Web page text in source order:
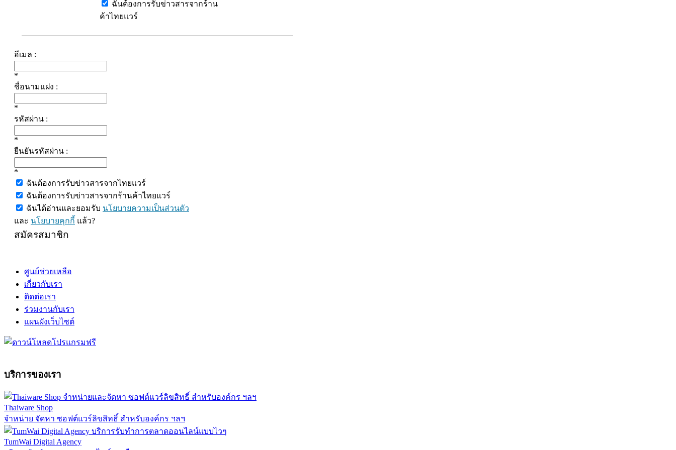
ฉันต้องการรับข่าวสารจากร้าน
ค้าไทยแวร์
อีเมล :
*
ชื่อนามแฝง :
*
รหัสผ่าน :
*
ยืนยันรหัสผ่าน :
*
ฉันต้องการรับข่าวสารจากไทยแวร์
ฉันต้องการรับข่าวสารจากร้านค้าไทยแวร์
ฉันได้อ่านและยอมรับ นโยบายความเป็นส่วนตัว
และ นโยบายคุกกี้ แล้ว?
สมัครสมาชิก
ศูนย์ช่วยเหลือ
เกี่ยวกับเรา
ติดต่อเรา
ร่วมงานกับเรา
แผนผังเว็บไซต์
บริการของเรา
Thaiware Shop
จำหน่าย จัดหา ซอฟต์แวร์ลิขสิทธิ์ สำหรับองค์กร ฯลฯ
TumWai Digital Agency